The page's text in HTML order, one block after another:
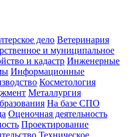
дело Ветеринария
и муниципальное
и кадастр Инженерные
Информационные
Косметология
Металлургия
На базе СПО
Оценочная деятельность
Проектирование
Техническое